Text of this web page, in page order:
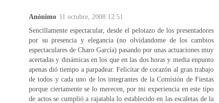
Anónimo 11 octubre, 2008 12:51
Sencillamente espectacular, desde el pelotazo de los presentadores
por su presencia y elegancia (no olvidandome de los cambios
espectaculares de Charo García) pasando por unas actuaciones muy
acertadas y dinámicas en los que en las dos horas y media enpunto
apenas dió tiempo a parpadear. Felicitar de corazón al gran trabajo
de todos y cada uno de los integrantes de la Comisión de Fiestas
porque ciertamente se lo merecen, por mi experiencia en este tipo
de actos se cumplió a rajatabla lo establecido en las escaletas de la